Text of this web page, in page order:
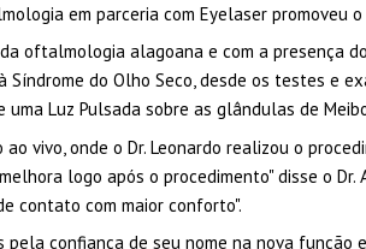
em parceria com Eyelaser promoveu
oftalmologia alagoana e com a presença
Síndrome do Olho Seco, desde os testes e
Luz Pulsada sobre as glândulas de
vivo, onde o Dr. Leonardo realizou o
logo após o procedimento" disse o Dr.
contato com maior conforto".
pela confiança de seu nome na nova